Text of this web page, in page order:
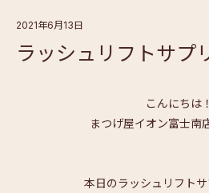
2021年6月13日
ラッシュリフトサプ
こんにちは！
まつげ屋イオン富士南
本日のラッシュリフト